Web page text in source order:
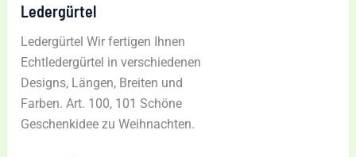
Ledergürtel
Ledergürtel Wir fertigen Ihnen
Echtledergürtel in verschiedenen
Designs, Längen, Breiten und
Farben. Art. 100, 101 Schöne
Geschenkidee zu Weihnachten.